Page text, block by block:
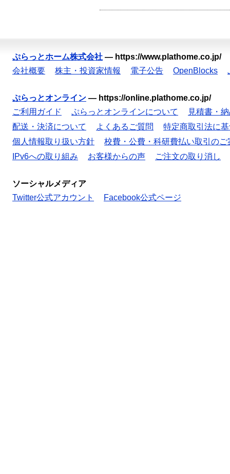
ぷらっとホーム株式会社 — https://www.plathome.co.jp/
会社概要
株主・投資家情報 電子公告 OpenBlocks
ぷらっとオンライン — https://online.plathome.co.jp/
ご利用ガイド
ぷらっとオンラインについて
見積書・
配送・決済について
よくあるご質問
特定商取引法に
個人情報取り扱い方針
校費・公費・科研費払い取引のご
IPv6への取り組み
お客様からの声 ご注文の取り消し
ソーシャルメディア
Twitter公式アカウント
Facebook公式ページ